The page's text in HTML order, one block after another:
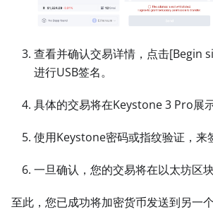
查看并确认交易详情，点击[Begin
进行USB签名。
具体的交易将在Keystone 3 Pro展示
使用Keystone密码或指纹验证，来
一旦确认，您的交易将在以太坊区
至此，您已成功将加密货币发送到另一个